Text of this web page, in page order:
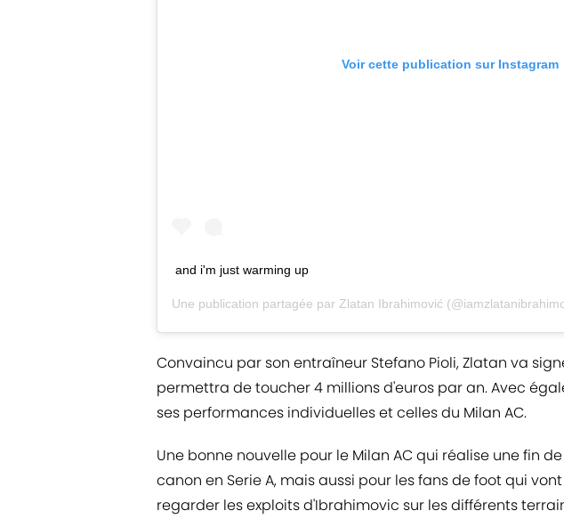
Voir cette publication sur Instagram
and i'm just warming up
Une publication partagée par Zlatan Ibrahimović
Convaincu par son entraîneur Stefano Pioli, Zlatan va
permettra de toucher 4 millions d'euros par an. Avec
ses performances individuelles et celles du Milan AC.
Une bonne nouvelle pour le Milan AC qui réalise une fin
canon en Serie A, mais aussi pour les fans de foot qui
regarder les exploits d'Ibrahimovic sur les différents